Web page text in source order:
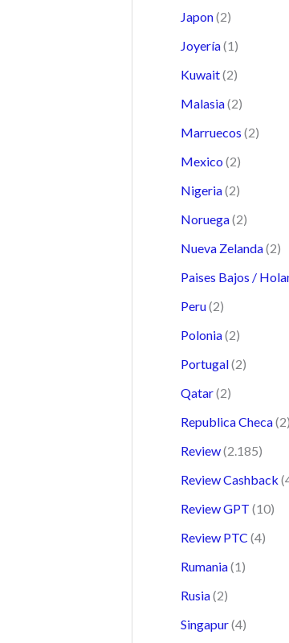
Japon(2)
Joyería(1)
Kuwait(2)
Malasia(2)
Marruecos (2)
Mexico (2)
Nigeria(2)
Noruega(2)
Nueva Zelanda(2)
Paises Bajos /
Peru(2)
Polonia(2)
Portugal(2)
Qatar(2)
Republica Checa(2)
Review(2.185)
Review Cashback
Review GPT (10)
Review PTC (4)
Rumania(1)
Rusia(2)
Singapur(4)